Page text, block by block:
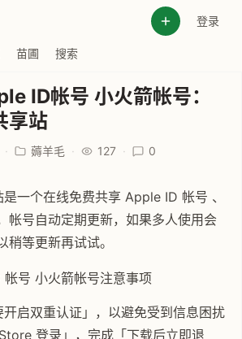
登录
苗圃 搜索
ID帐号 小火箭帐号：
享站
· 薅羊毛 · 127 · 0
一个在线免费共享 Apple ID 帐号 、
帐号自动定期更新，如果多人使用会
等更新再试试。
号 小火箭帐号注意事项
启双重认证」，以避免受到信息困扰
登录」，完成「下载后立即退